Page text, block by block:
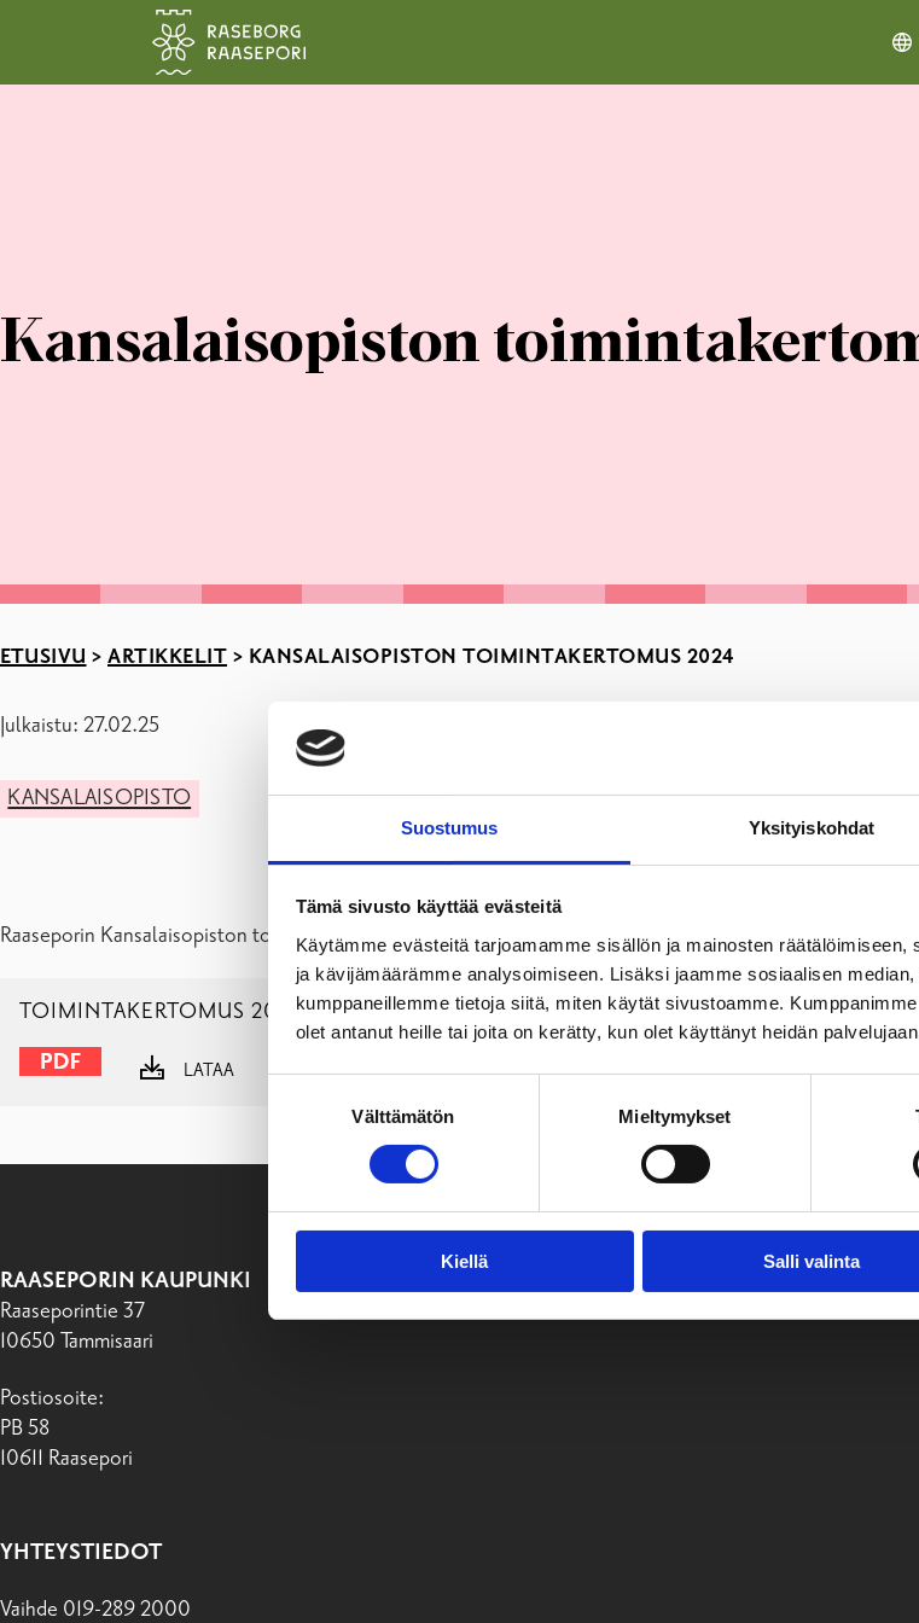
Suostumus Yksityiskohdat
Tämä sivusto käyttää evästeitä
Käytämme evästeitä tarjoamamme sisällön ja mainosten
ja kävijämäärämme analysoimiseen. Lisäksi jaamme sosiaalisen
kumppaneillemme tietoja siitä, miten käytät sivustoamme.
olet antanut heille tai joita on kerätty, kun olet käyttänyt heidän
Välttämätön Mieltymykset
Kiellä Salli valinta
Kansalaisopiston
ETUSIVU > ARTIKKELIT > KANSALAISOPISTON TOIMINTAKERTOMUS 2024
Julkaistu: 27.02.25
KANSALAISOPISTO
Raaseporin Kansalaisopiston toimintakertomus vuodelle 2024 on nyt julkaistu!
TOIMINTAKERTOMUS 2024
LATAA NÄYTÄ
RAASEPORIN KAUPUNKI
Raaseporintie 37
10650 Tammisaari
Postiosoite:
PB 58
10611 Raasepori
YHTEYSTIEDOT
Vaihde 019-289 2000